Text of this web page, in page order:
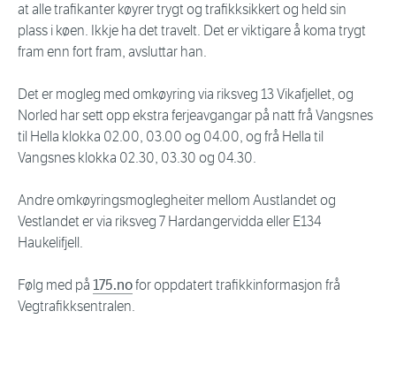
at alle trafikanter køyrer trygt og trafikksikkert og held sin
plass i køen. Ikkje ha det travelt. Det er viktigare å koma trygt
fram enn fort fram, avsluttar han.
Det er mogleg med omkøyring via riksveg 13 Vikafjellet, og
Norled har sett opp ekstra ferjeavgangar på natt frå Vangsnes
til Hella klokka 02.00, 03.00 og 04.00, og frå Hella til
Vangsnes klokka 02.30, 03.30 og 04.30.
Andre omkøyringsmoglegheiter mellom Austlandet og
Vestlandet er via riksveg 7 Hardangervidda eller E134
Haukelifjell.
Følg med på 175.nofor oppdatert trafikkinformasjon frå
Vegtrafikksentralen.